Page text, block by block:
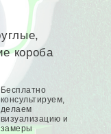
короба
Бесплатно
консультируем,
делаем
визуализацию и
замеры